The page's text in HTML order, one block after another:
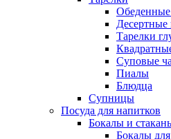
Обеденные
Десертные
Тарелки
Суповые
Пиалы
Блюдца
Супницы
Посуда для напитков
Бокалы и
Бокалы